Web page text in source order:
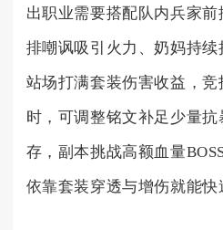
出职业需要搭配队内兵家
排嘲讽吸引火力、奶妈持
站场打满套装伤害收益，
时，可调整铭文补足少量
存，副本挑战高额血量
依靠套装穿透与增伤就能快